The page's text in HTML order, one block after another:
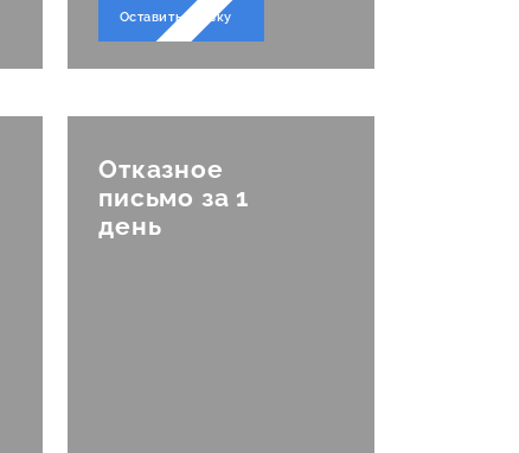
Оставить заявку
Отказное
письмо за 1
день